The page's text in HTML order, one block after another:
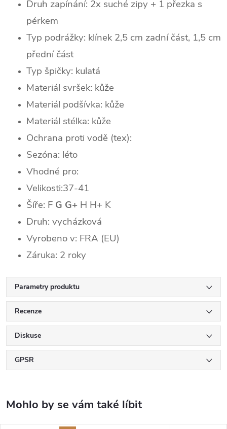
Druh zapínání: 2x suché zipy + 1 přezka s
pérkem
Typ podrážky: klínek 2,5 cm zadní část, 1,5 cm
přední část
Typ špičky: kulatá
Materiál svršek: kůže
Materiál podšívka: kůže
Materiál stélka: kůže
Ochrana proti vodě (tex):
Sezóna: léto
Vhodné pro:
Velikosti:37-41
Šíře: F G G+ H H+ K
Druh: vycházková
Vyrobeno v: FRA (EU)
Záruka: 2 roky
Parametry produktu
Recenze
Diskuse
GPSR